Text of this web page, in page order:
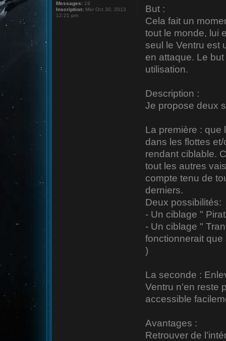
But :
Cela fait un
tout le monde, lui
seul le Ventru est
en attaque. Le
utilisation.
Description :
Je propose deux
La première : que
dans les flottes
rendant ciblable.
tout les autres
compte tenu de
derniers.
Deux possibilités:
- Un ciblage "
- Un ciblage "
fonctionnerait que
)
La seconde :
Ventru n'en reste
accessible
Avantages :
Retrouver de
Messages: 19
Inscription: Mer Oct 30, 2013
12:21 pm